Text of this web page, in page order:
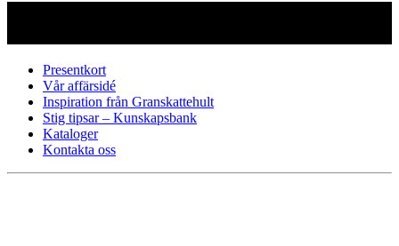
Presentkort
Vår affärsidé
Inspiration från Granskattehult
Stig tipsar – Kunskapsbank
Kataloger
Kontakta oss